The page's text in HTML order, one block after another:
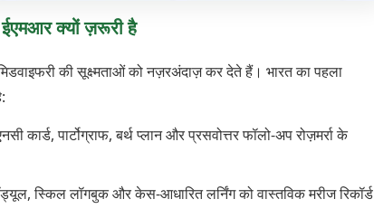
ईएमआर क्यों ज़रूरी है
की सूक्ष्मताओं को नज़रअंदाज़ कर देते हैं। भारत का पहला
कार्ड, पार्टोग्राफ, बर्थ प्लान और प्रसवोत्तर फॉलो-अप रोज़मर्रा के
स्किल लॉगबुक और केस-आधारित लर्निंग को वास्तविक मरीज रिकॉर्ड